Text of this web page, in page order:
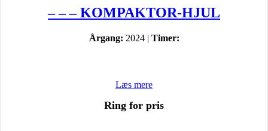
– – – KOMPAKTOR-HJUL
Årgang: 2024 | Timer:
Læs mere
Ring for pris